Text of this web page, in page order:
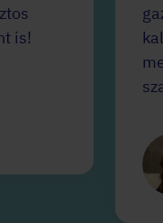
is!